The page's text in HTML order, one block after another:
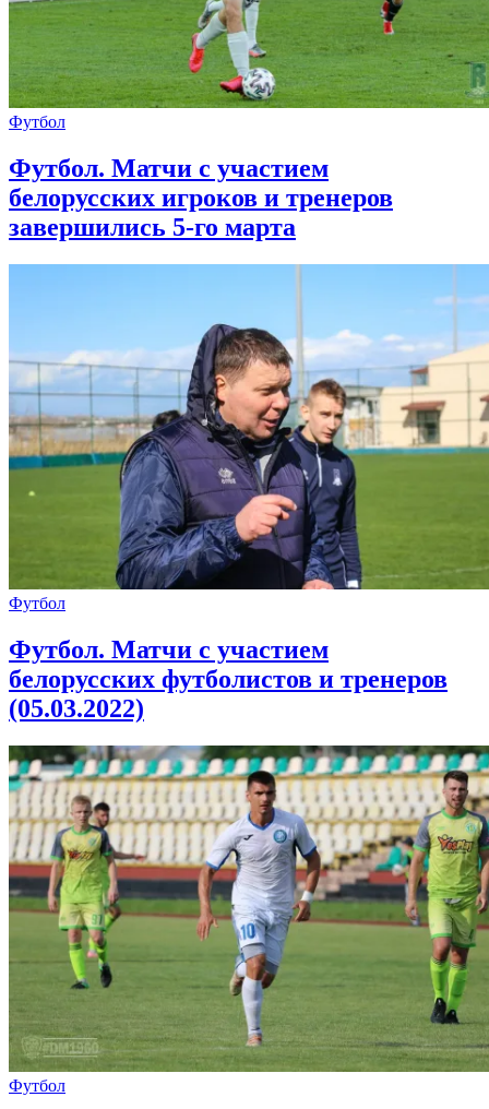
Футбол
Футбол. Матчи с участием
белорусских игроков и тренеров
завершились 5-го марта
Футбол
Футбол. Матчи с участием
белорусских футболистов и тренеров
(05.03.2022)
Футбол